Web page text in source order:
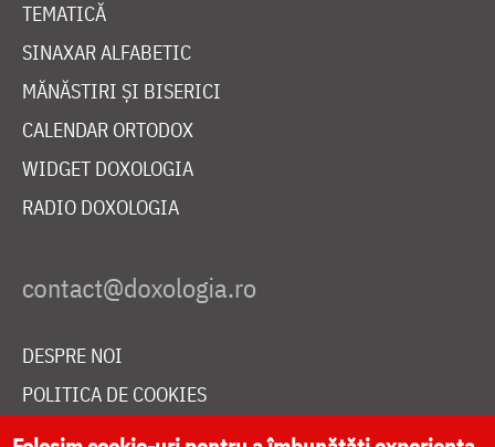
TEMATICĂ
SINAXAR ALFABETIC
MĂNĂSTIRI ȘI BISERICI
CALENDAR ORTODOX
WIDGET DOXOLOGIA
RADIO DOXOLOGIA
DESPRE NOI
POLITICA DE COOKIES
DONEAZĂ ONLINE PENTRU CATEDRALA NAȚIONALĂ